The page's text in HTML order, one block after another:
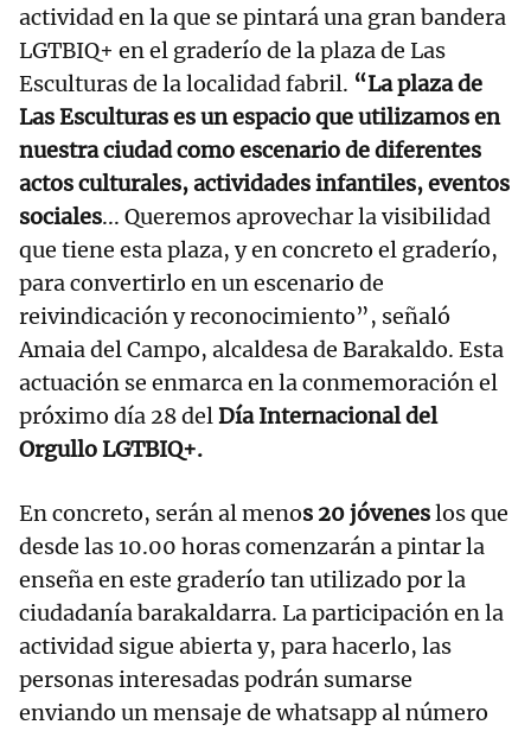
actividad en la que se pintará una gran bandera
LGTBIQ+ en el graderío de la plaza de Las
Esculturas de la localidad fabril. “La plaza de
Las Esculturas es un espacio que utilizamos en
nuestra ciudad como escenario de diferentes
actos culturales, actividades infantiles, eventos
sociales... Queremos aprovechar la visibilidad
que tiene esta plaza, y en concreto el graderío,
para convertirlo en un escenario de
reivindicación y reconocimiento”, señaló
Amaia del Campo, alcaldesa de Barakaldo. Esta
actuación se enmarca en la conmemoración el
próximo día 28 delDía Internacional del
Orgullo LGTBIQ+.
En concreto, serán al menos 20 jóveneslos que
desde las 10.00 horas comenzarán a pintar la
enseña en este graderío tan utilizado por la
ciudadanía barakaldarra. La participación en la
actividad sigue abierta y, para hacerlo, las
personas interesadas podrán sumarse
enviando un mensaje de whatsapp al número